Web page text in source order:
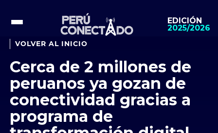
EDICIÓN
2025/2026
VOLVER AL INICIO
Cerca de 2 millones de
peruanos ya gozan de
conectividad gracias a
programa de